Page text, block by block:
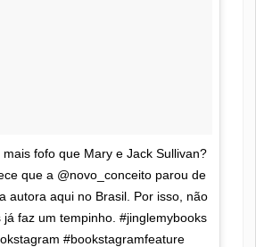
mais fofo que Mary e Jack Sullivan?
que a @novo_conceito parou de
autora aqui no Brasil. Por isso, não
já faz um tempinho. #jinglemybooks
#bookstagramfeature